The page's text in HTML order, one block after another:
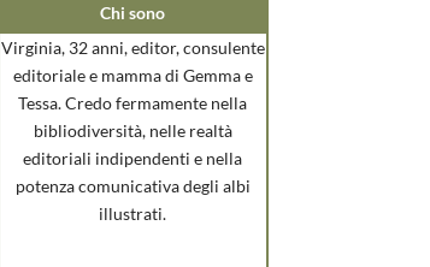
Chi sono
Virginia, 32 anni, editor, consulente
editoriale e mamma di Gemma e
Tessa. Credo fermamente nella
bibliodiversità, nelle realtà
editoriali indipendenti e nella
potenza comunicativa degli albi
illustrati.